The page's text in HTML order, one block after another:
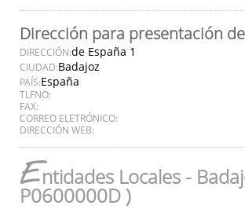
Dirección para presentación
DIRECCIÓN:de España 1
CIUDAD:Badajoz
PAÍS:España
TLFNO:
FAX:
CORREO ELETRÓNICO:
DIRECCIÓN WEB:
Entidades Locales -
P0600000D )